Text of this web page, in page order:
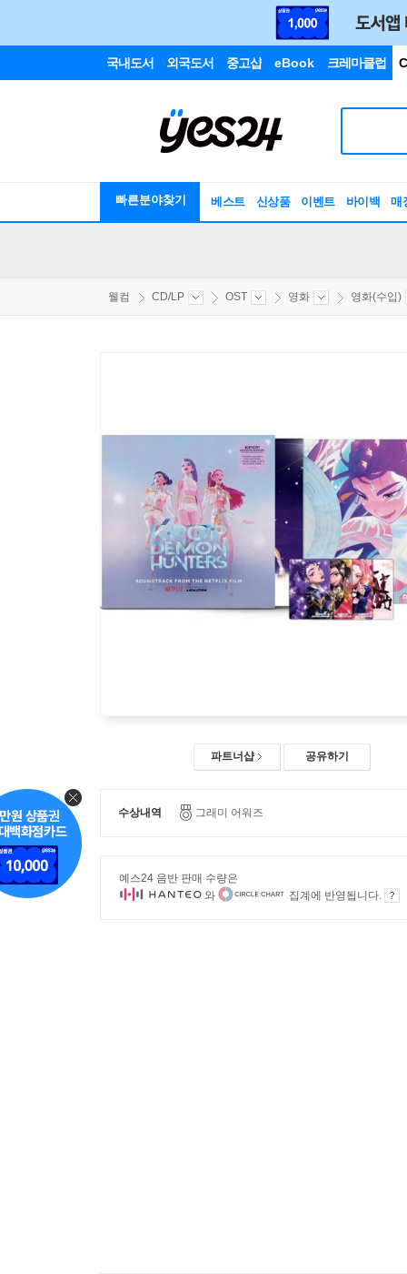
국내도서 외국도서 중고샵 eBook 크레마클럽
빠른분야찾기 베스트 신상품 이벤트 바이백 매
웰컴 CD/LP OST 영화 영화(수입)
파트너샵 공유하기
수상내역 그래미 어워즈
예스24 음반 판매 수량은
와
집계에 반영됩니다.